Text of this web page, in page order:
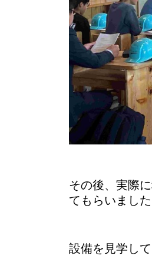
その後、実際
てもらいました
設備を見学し